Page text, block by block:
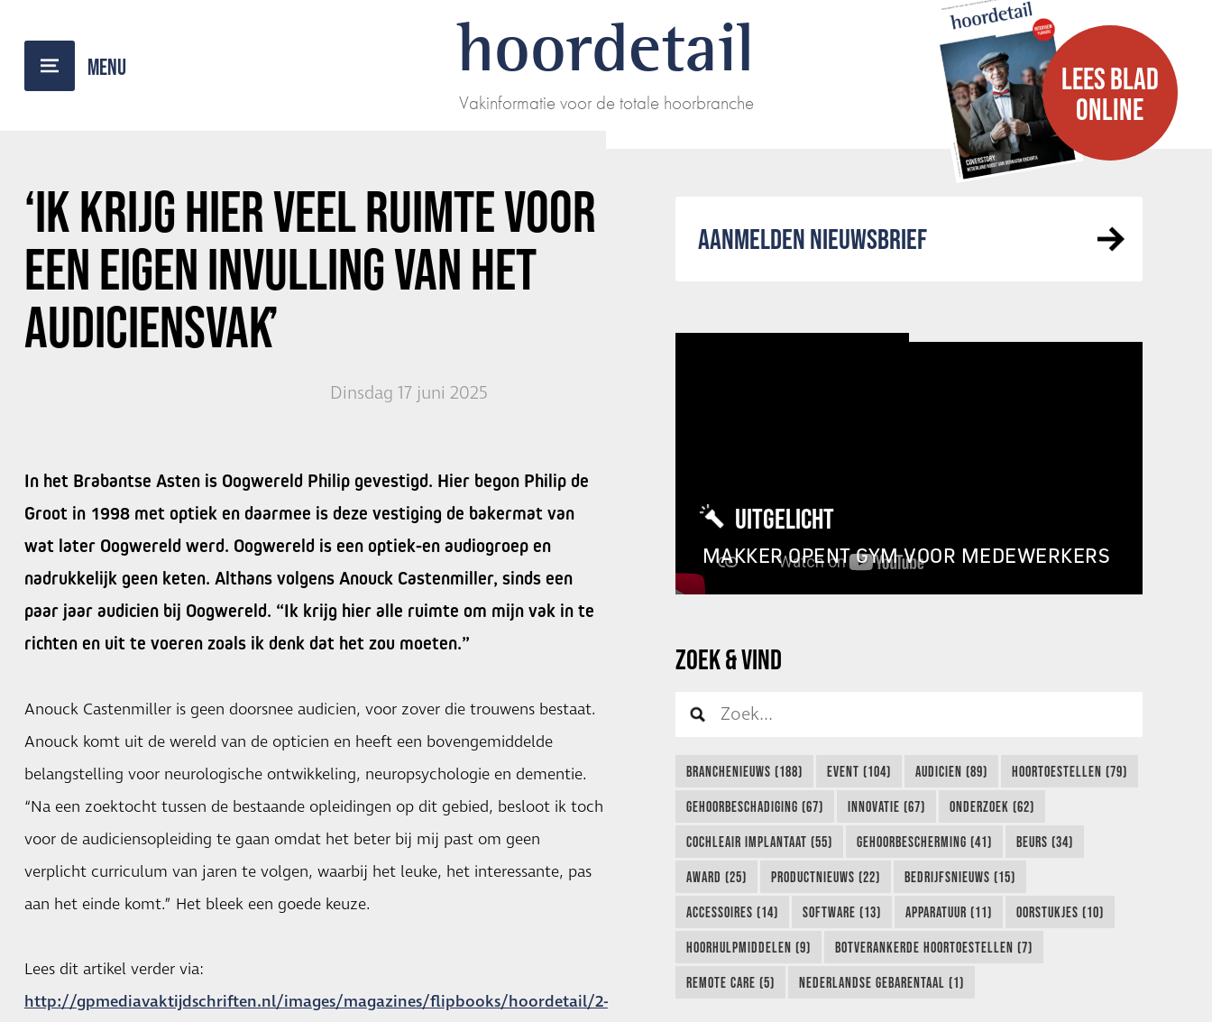
hoordetail
Vakinformatie voor de totale hoorbranche
LEES BLAD
ONLINE
‘IK KRIJG HIER VEEL RUIMTE VOOR
EEN EIGEN INVULLING VAN HET
AUDICIENSVAKʼ
Dinsdag 17 juni 2025
In het Brabantse Asten is Oogwereld Philip gevestigd. Hier begon Philip de
Groot in 1998 met optiek en daarmee is deze vestiging de bakermat van
wat later Oogwereld werd. Oogwereld is een optiek-en audiogroep en
nadrukkelijk geen keten. Althans volgens Anouck Castenmiller, sinds een
paar jaar audicien bij Oogwereld. “Ik krijg hier alle ruimte om mijn vak in te
richten en uit te voeren zoals ik denk dat het zou moeten.”
Anouck Castenmiller is geen doorsnee audicien, voor zover die trouwens bestaat.
Anouck komt uit de wereld van de opticien en heeft een bovengemiddelde
belangstelling voor neurologische ontwikkeling, neuropsychologie en dementie.
“Na een zoektocht tussen de bestaande opleidingen op dit gebied, besloot ik toch
voor de audiciensopleiding te gaan omdat het beter bij mij past om geen
verplicht curriculum van jaren te volgen, waarbij het leuke, het interessante, pas
aan het einde komt.” Het bleek een goede keuze.
Lees dit artikel verder via:
http://gpmediavaktijdschriften.nl/images/magazines/flipbooks/hoordetail/2-
AANMELDEN NIEUWSBRIEF
UITGELICHT
MAKKER OPENT GYM VOOR MEDEWERKERS
ZOEK & VIND
BRANCHENIEUWS (188) EVENT (104) AUDICIEN (89) HOORTOESTELLEN (79)
GEHOORBESCHADIGING (67) INNOVATIE (67) ONDERZOEK (62)
COCHLEAIR IMPLANTAAT (55) GEHOORBESCHERMING (41) BEURS (34)
AWARD (25) PRODUCTNIEUWS (22) BEDRIJFSNIEUWS (15)
ACCESSOIRES (14) SOFTWARE (13) APPARATUUR (11) OORSTUKJES (10)
HOORHULPMIDDELEN (9) BOTVERANKERDE HOORTOESTELLEN (7)
REMOTE CARE (5) NEDERLANDSE GEBARENTAAL (1)